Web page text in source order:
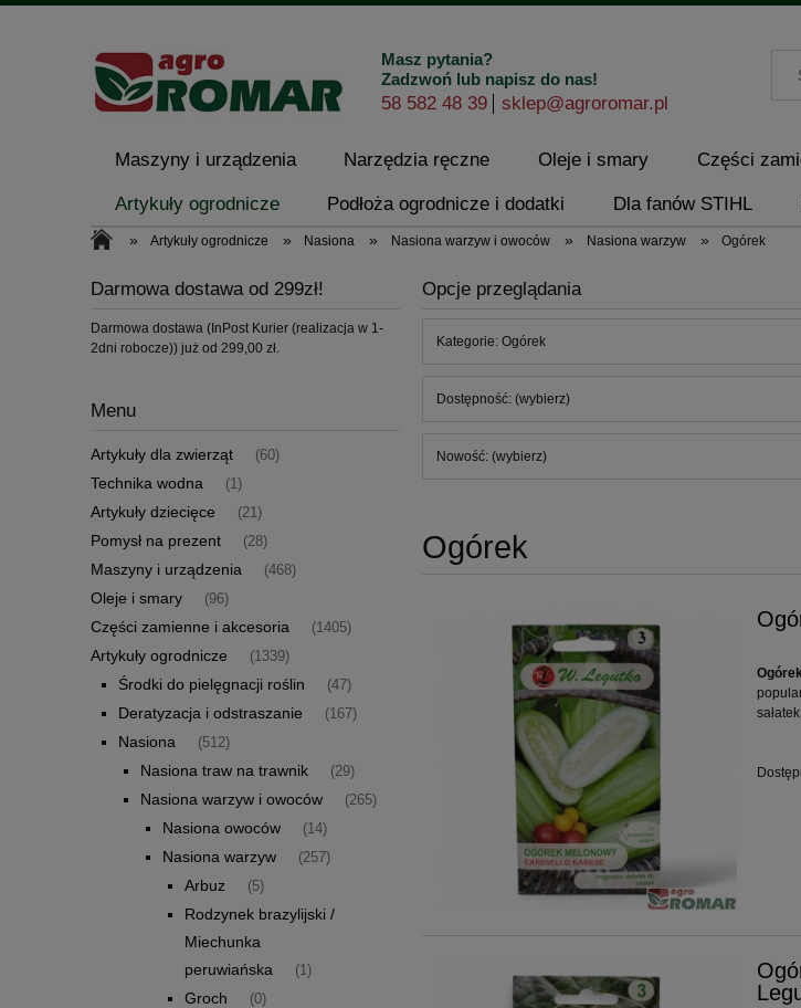
Masz pytania?
Zadzwoń lub napisz do nas!
58 582 48 39 sklep@agroromar.pl
Maszyny i urządzenia Narzędzia ręczne Oleje i smary Części
Artykuły ogrodnicze Podłoża ogrodnicze i dodatki Dla fanów STIHL
Kontakt i dane firmy
» Artykuły ogrodnicze » Nasiona » Nasiona warzyw i owoców » Nasiona warzyw » Ogórek
Darmowa dostawa od 299zł!
Darmowa dostawa (InPost Kurier (realizacja w 1-
2dni robocze)) już od 299,00 zł.
Menu
Artykuły dla zwierząt (60)
Technika wodna (1)
Artykuły dziecięce (21)
Pomysł na prezent (28)
Maszyny i urządzenia (468)
Oleje i smary (96)
Części zamienne i akcesoria (1405)
Artykuły ogrodnicze (1339)
Środki do pielęgnacji roślin (47)
Deratyzacja i odstraszanie (167)
Nasiona (512)
Nasiona traw na trawnik (29)
Nasiona warzyw i owoców (265)
Nasiona owoców (14)
Nasiona warzyw (257)
Arbuz (5)
Rodzynek brazylijski /
Miechunka
peruwiańska
(1)
Groch (0)
Opcje przeglądania
Kategorie: Ogórek
Dostępność: (wybierz)
Nowość: (wybierz)
Ogórek